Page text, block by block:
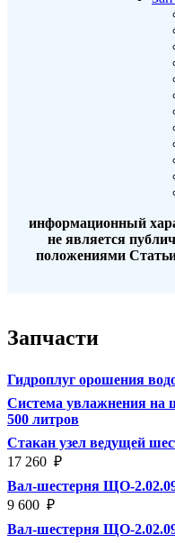
информационный
не является
положениями
Запчасти
Гидроплуг орошения
Система увлажнения на
500 литров
Стакан узел ведущей
17 260 ₽
Вал-шестерня ЩО-
9 600 ₽
Вал-шестерня ЩО-